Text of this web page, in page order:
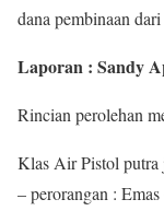
dana pembinaan
Laporan : Sandy
Rincian perolehan
Klas Air Pistol putra
– perorangan :